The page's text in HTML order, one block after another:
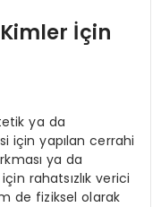
İçin
ya da
için yapılan cerrahi
ya da
rahatsızlık verici
de fiziksel olarak